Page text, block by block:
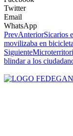
Twitter
Email
WhatsApp
PrevAnteriorSicarios
movilizaba en
Siguiente
blindar a los